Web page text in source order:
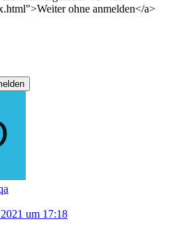
ohne anmelden</a>
um 17:18